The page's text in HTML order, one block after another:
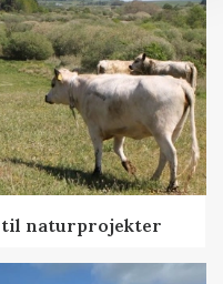
til naturprojekter